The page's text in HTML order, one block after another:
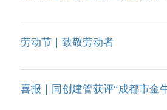
劳动节｜致敬劳动者